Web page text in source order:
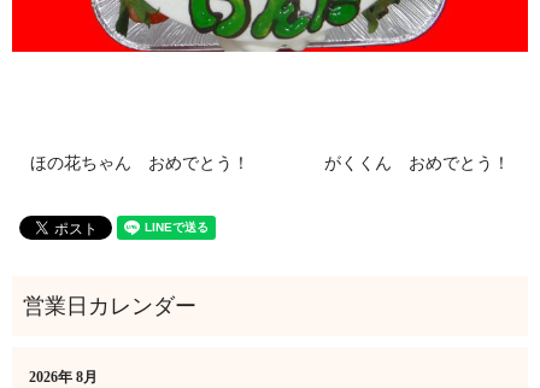
ほの花ちゃん おめでとう！ がくくん おめでとう！
2026年 8月